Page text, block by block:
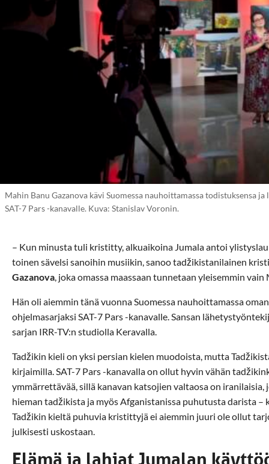
Mahin Banu Gazanova kävi Suomessa nauhoittamassa todistuksensa
SAT-7 Pars -kanavalle. Kuva: Stanislav Voronin.
– Kun minusta tuli kristitty, alkuaikoina Jumala antoi
toinen sävelsi sanoihin musiikin, sanoo tadžikistanilainen
Gazanova, joka omassa maassaan tunnetaan yleisemmin
Hän oli aiemmin tänä vuonna Suomessa nauhoittamassa
ohjelmasarjaksi SAT-7 Pars -kanavalle. Sansan
sarjan IRR-TV:n studiolla Keravalla.
Tadžikin kieli on yksi persian kielen muodoista, mutta
kirjaimilla. SAT-7 Pars -kanavalla on ollut hyvin vähän
ymmärrettävää, sillä kanavan katsojien valtaosa on
hieman tadžikista ja myös Afganistanissa puhutusta darista
Tadžikin kieltä puhuvia kristittyjä ei aiemmin juuri ole ollut
julkisesti uskostaan.
Elämä ja lahjat Jumalan